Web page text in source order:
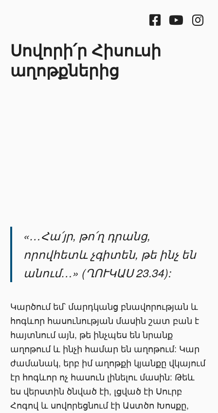
FacebookYoutube
Սովորի՛ր Հիսուսի
աղոթքներից
«…Հա՛յր, թո՛ղ դրանց,
որովհետև չգիտեն, թե ինչ են
անում…» (ՂՈՒԿԱՍ 23.34):
Կարծում եմ՝ մարդկանց բնավորության և
հոգևոր հասունության մասին շատ բան է
հայտնում այն, թե ինչպես են նրանք
աղոթում և ինչի համար են աղոթում: Կար
ժամանակ, երբ իմ աղոթքի կյանքը վկայում
էր հոգևոր ոչ հասուն լինելու մասին: Թեև
ես վերստին ծնված էի, լցված էի Սուրբ
Հոգով և սովորեցնում էի Աստծո Խոսքը,